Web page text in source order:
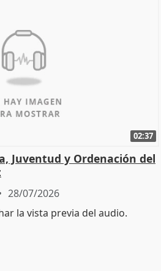
02:37
Juventud y Ordenación del
28/07/2026